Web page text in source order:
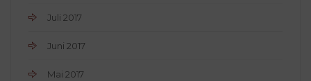
Juli 2017
Juni 2017
Mai 2017